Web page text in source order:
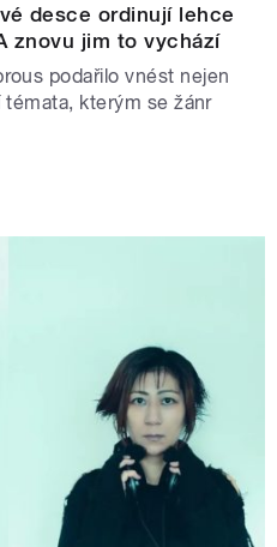
desce ordinují lehce
znovu jim to vychází
podařilo vnést nejen
témata, kterým se žánr